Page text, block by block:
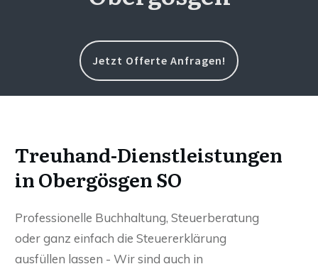
Jetzt Offerte Anfragen!
Treuhand-Dienstleistungen
in Obergösgen SO
Professionelle Buchhaltung, Steuerberatung
oder ganz einfach die Steuererklärung
ausfüllen lassen - Wir sind auch in